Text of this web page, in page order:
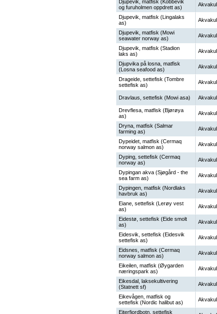
Djupevik, matfisk (Kobbevik
og furuholmen oppdrett as)
Djupevik, matfisk (Lingalaks
as)
Djupevik, matfisk (Mowi
seawater norway as)
Djupevik, matfisk (Stadion
laks as)
Djupvika på losna, matfisk
(Losna seafood as)
Drageide, settefisk (Tombre
settefisk as)
Dravlaus, settefisk (Mowi asa)
Drevflesa, matfisk (Bjørøya
as)
Dryna, matfisk (Salmar
farming as)
Dypeidet, matfisk (Cermaq
norway salmon as)
Dyping, settefisk (Cermaq
norway as)
Dypingan akva (Sjøgård - the
sea farm as)
Dypingen, matfisk (Nordlaks
havbruk as)
Eiane, settefisk (Lerøy vest
as)
Eidestø, settefisk (Eide smolt
as)
Eidesvik, settefisk (Eidesvik
settefisk as)
Eidsnes, matfisk (Cermaq
norway salmon as)
Eikeilen, matfisk (Øygarden
næringspark as)
Eikesdal, laksekultivering
(Statnett sf)
Eikevågen, matfisk og
settefisk (Nordic halibut as)
Eiterfjordbotn, settefisk